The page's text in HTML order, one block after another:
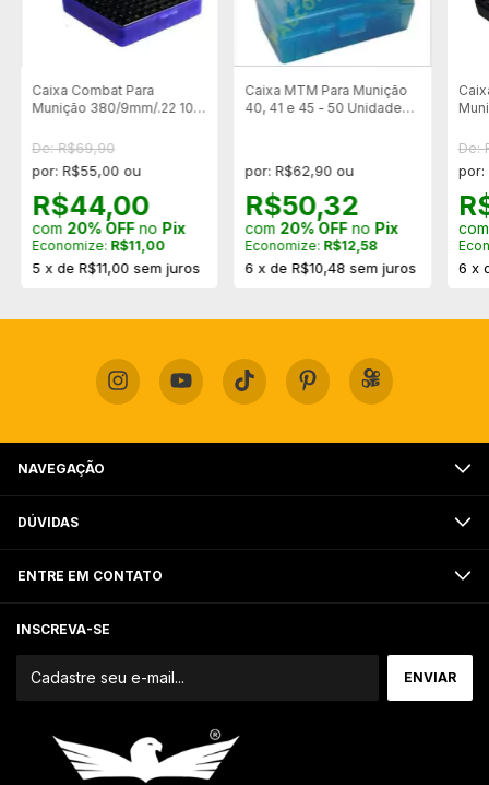
Caixa Combat Para
Munição 380/9mm/.22 100
De: R$69,90
por: R$55,00 ou
R$44,00
com 20% OFFno Pix
Economize: R$11,00
5 x de R$11,00 sem juros
Caixa MTM Para Munição
40, 41 e 45 - 50 Unidades
por: R$62,90 ou
R$50,32
com 20% OFFno Pix
Economize: R$12,58
6 xdeR$10,48 sem juros
De:
por:
6 x
NAVEGAÇÃO
DÚVIDAS
ENTRE EM CONTATO
INSCREVA-SE